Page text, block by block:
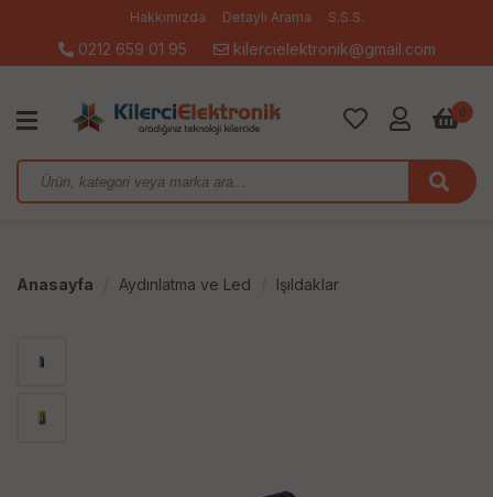
Hakkımızda Detaylı Arama S.S.S.
0212 659 01 95 kilercielektronik@gmail.com
0
Anasayfa Aydınlatma ve Led Işıldaklar